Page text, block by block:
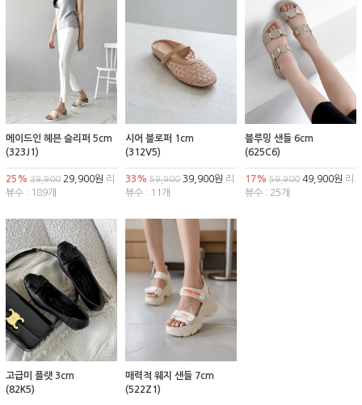
메이드인 헤븐 슬리퍼 5cm
(323J1)
25% 39,900 29,900원 리
뷰수 : 189개
시어 블로퍼 1cm
(312V5)
33% 59,90039,900원 리
뷰수 : 11개
블루밍 샌들 6cm
(625C6)
17% 59,90049,900원 리
뷰수 : 25개
고급미 플랫 3cm
(82K5)
매력적 웨지 샌들 7cm
(522Z1)